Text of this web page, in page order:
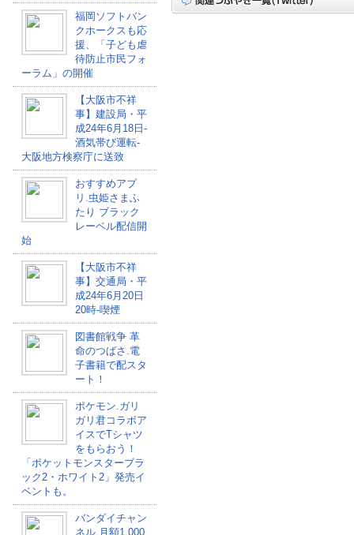
福岡ソフトバン
クホークスも応
援、「子ども虐
待防止市民フォ
ーラム」の開催
【大阪市不祥
事】建設局・平
成24年6月18日-
酒気帯び運転-
大阪地方検察庁に送致
おすすめアプ
リ.虫姫さまふ
たり ブラック
レーベル配信開
始
【大阪市不祥
事】交通局・平
成24年6月20日
20時-喫煙
図書館戦争 革
命のつばさ.電
子書籍で配スタ
ート！
ポケモン.ガリ
ガリ君コラボア
イスでTシャツ
をもらおう！
「ポケットモンスターブラ
ック2・ホワイト2」発売イ
ベントも。
バンダイチャン
ネル.月額1,000